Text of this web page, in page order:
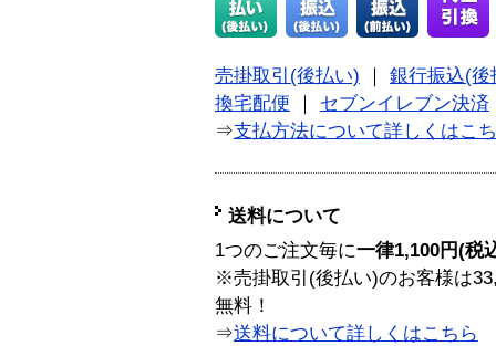
売掛取引(後払い)
銀行振込(後
換宅配便
セブンイレブン決済
⇒支払方法について詳しくはこ
送料について
1つのご注文毎に一律1,100円(税
※売掛取引(後払い)のお客様は
無料！
⇒送料について詳しくはこちら